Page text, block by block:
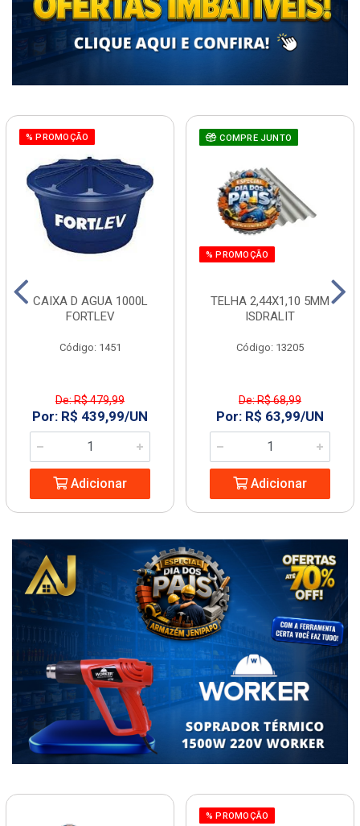
% PROMOÇÃO
CAIXA D AGUA 1000L
FORTLEV
Código: 1451
De: R$ 479,99
Por: R$ 439,99/UN
Adicionar
COMPRE JUNTO
% PROMOÇÃO
TELHA 2,44X1,10 5MM
ISDRALIT
Código: 13205
De: R$ 68,99
Por: R$ 63,99/UN
Adicionar
% PROMOÇÃO